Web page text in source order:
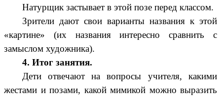
Натурщик застывает в этой позе перед классом.
Зрители дают свои варианты названия к этой
«картине» (их названия интересно сравнить с
замыслом художника).
4. Итог занятия.
Дети отвечают на вопросы учителя, какими
жестами и позами, какой мимикой можно выразить